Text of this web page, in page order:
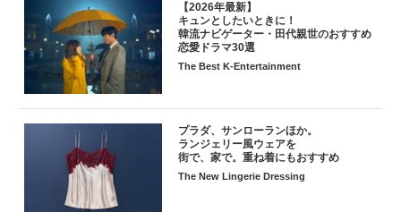
【2026年最新】
キュンとしたいときに！
韓流ナビゲーター・田代親世のおすすめ
恋愛ドラマ30選
The Best K-Entertainment
プラダ、サンローランほか。
ランジェリー風ウェアを
街で、家で。重ね着にもおすすめ
The New Lingerie Dressing